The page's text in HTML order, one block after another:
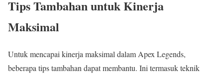
Tips Tambahan untuk Kinerja
Maksimal
Untuk mencapai kinerja maksimal dalam Apex Legends,
beberapa tips tambahan dapat membantu. Ini termasuk teknik